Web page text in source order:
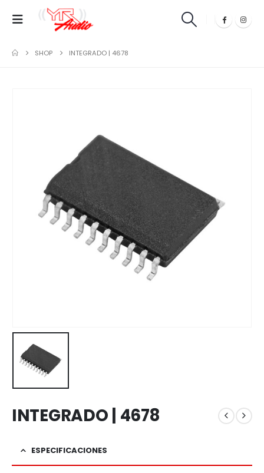
SHOP INTEGRADO | 4678
INTEGRADO | 4678
ESPECIFICACIONES